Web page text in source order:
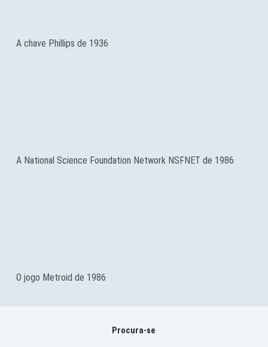
A chave Phillips de 1936
A National Science Foundation Network NSFNET de 1986
O jogo Metroid de 1986
Procura-se